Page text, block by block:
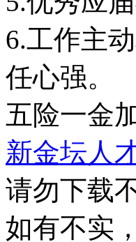
6.工作主
任心强。
五险一金
新金坛人
请勿下载
如有不实